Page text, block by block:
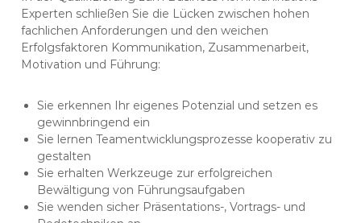
Experten schließen Sie die Lücken zwischen hohen
fachlichen Anforderungen und den weichen
Erfolgsfaktoren Kommunikation, Zusammenarbeit,
Motivation und Führung:
Sie erkennen Ihr eigenes Potenzial und setzen es
gewinnbringend ein
Sie lernen Teamentwicklungsprozesse kooperativ zu
gestalten
Sie erhalten Werkzeuge zur erfolgreichen
Bewältigung von Führungsaufgaben
Sie wenden sicher Präsentations-, Vortrags- und